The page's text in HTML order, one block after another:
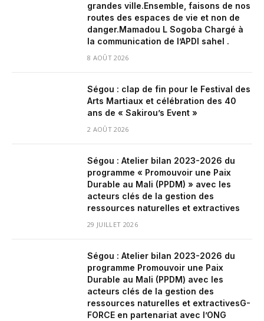
grandes ville.‎Ensemble, faisons de nos
routes des espaces de vie et non de
danger.‎‎Mamadou L Sogoba Chargé à
la communication de l’APDI sahel .
8 AOÛT 2026
Ségou : clap de fin pour le Festival des
Arts Martiaux et célébration des 40
ans de « Sakirou’s Event »
2 AOÛT 2026
Ségou : Atelier bilan 2023-2026 du
programme « Promouvoir une Paix
Durable au Mali (PPDM) » avec les
acteurs clés de la gestion des
ressources naturelles et extractives
29 JUILLET 2026
Ségou : Atelier bilan 2023-2026 du
programme Promouvoir une Paix
Durable au Mali (PPDM) avec les
acteurs clés de la gestion des
ressources naturelles et extractivesG-
FORCE en partenariat avec l’ONG